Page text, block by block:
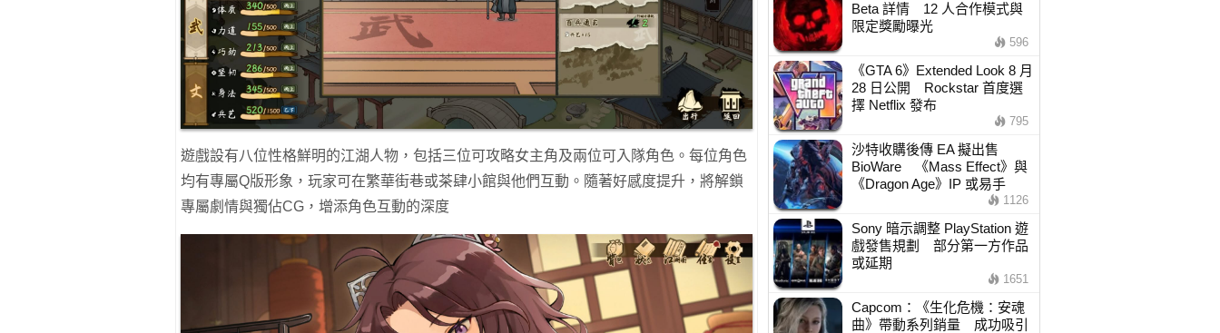
遊戲設有八位性格鮮明的江湖人物，包括三位可攻略女主角及兩位可入隊角色。每位角色
均有專屬Q版形象，玩家可在繁華街巷或茶肆小館與他們互動。隨著好感度提升，將解鎖
專屬劇情與獨佔CG，增添角色互動的深度
Beta 詳情 12 人合作模式與
限定獎勵曝光
596
《GTA 6》Extended Look 8 月
28 日公開 Rockstar 首度選
擇 Netflix 發布
795
沙特收購後傳 EA 擬出售
BioWare 《Mass Effect》與
《Dragon Age》IP 或易手
1126
Sony 暗示調整 PlayStation 遊
戲發售規劃 部分第一方作品
或延期
1651
Capcom：《生化危機：安魂
曲》帶動系列銷量 成功吸引